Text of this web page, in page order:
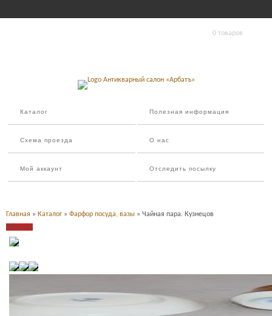
0 товаров
Каталог Полезная информация
Схема проезда О нас
Мой аккаунт Отследить посылку
Главная » Каталог » Фарфор посуда, вазы » Чайная пара. Кузнецов
Продано